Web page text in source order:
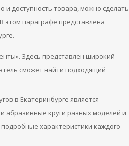
доступность товара, можно сделать
этом параграфе представлена
Здесь представлен широкий
сможет найти подходящий
в Екатеринбурге является
абразивные круги разных моделей и
характеристики каждого